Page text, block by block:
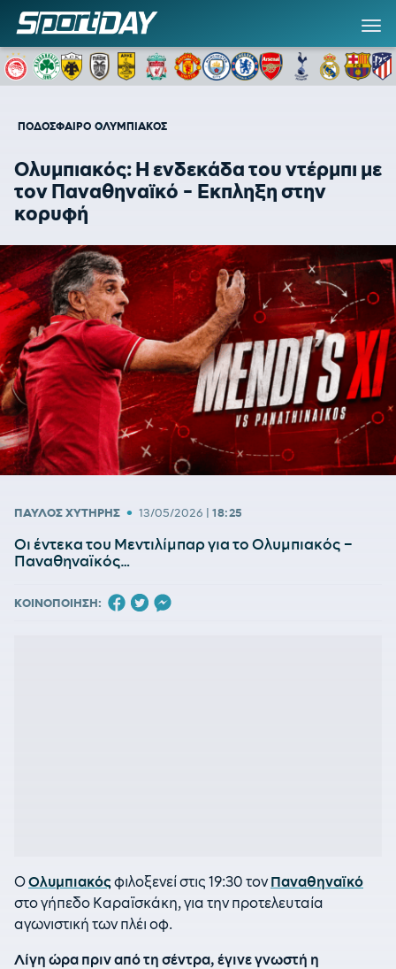
ΠΟΔΟΣΦΑΙΡΟ ΟΛΥΜΠΙΑΚΟΣ
Ολυμπιακός: Η ενδεκάδα του ντέρμπι με
τον Παναθηναϊκό - Εκπληξη στην
κορυφή
ΠΑΥΛΟΣ ΧΥΤΗΡΗΣ • 13/05/2026 | 18:25
Οι έντεκα του Μεντιλίμπαρ για το Ολυμπιακός –
Παναθηναϊκός…
ΚΟΙΝΟΠΟΙΗΣΗ:
ΟΟλυμπιακόςφιλοξενεί στις 19:30 τονΠαναθηναϊκό
στο γήπεδο Καραϊσκάκη, για την προτελευταία
αγωνιστική των πλέι οφ.
Λίγη ώρα πριν από τη σέντρα, έγινε γνωστή η